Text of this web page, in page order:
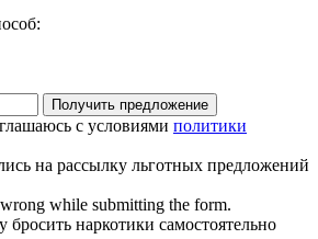
с условиями политики
на рассылку льготных предложений
while submitting the form.
наркотики самостоятельно